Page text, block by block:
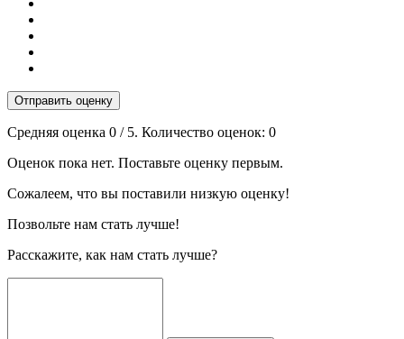
Отправить оценку
Средняя оценка 0 / 5. Количество оценок: 0
Оценок пока нет. Поставьте оценку первым.
Сожалеем, что вы поставили низкую оценку!
Позвольте нам стать лучше!
Расскажите, как нам стать лучше?